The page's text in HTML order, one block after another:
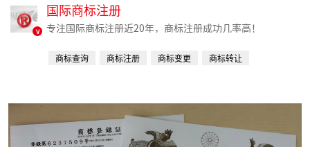
v
国际商标注册
专注国际商标注册近20年，商标注册成功几率高！
商标查询 商标注册 商标变更
商标转让